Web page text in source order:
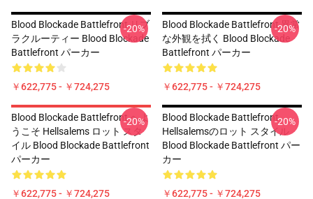
Blood Blockade Battlefront リブ
ラクルーティー Blood Blockade
Battlefront パーカー
￥622,775 - ￥724,275
-20%
Blood Blockade Battlefront 異常
な外観を拭く Blood Blockade
Battlefront パーカー
￥622,775 - ￥724,275
-20%
Blood Blockade Battlefront へよ
うこそ Hellsalems ロット スタ
イル Blood Blockade Battlefront
パーカー
￥622,775 - ￥724,275
-20%
Blood Blockade Battlefront
Hellsalemsのロット スタイル
Blood Blockade Battlefront パー
カー
￥622,775 - ￥724,275
-20%